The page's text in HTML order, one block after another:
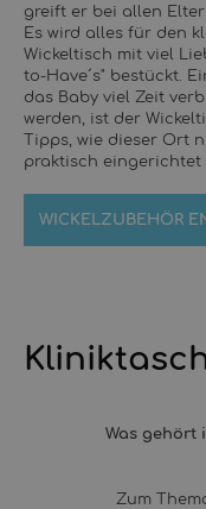
greift er bei allen
Es wird alles für den
Wickeltisch mit viel
to-Have´s" bestückt.
das Baby viel Zeit
werden, ist der
Tipps, wie dieser Ort
praktisch eingerichtet
WICKELZUBEHÖR
Was gehört
Zum